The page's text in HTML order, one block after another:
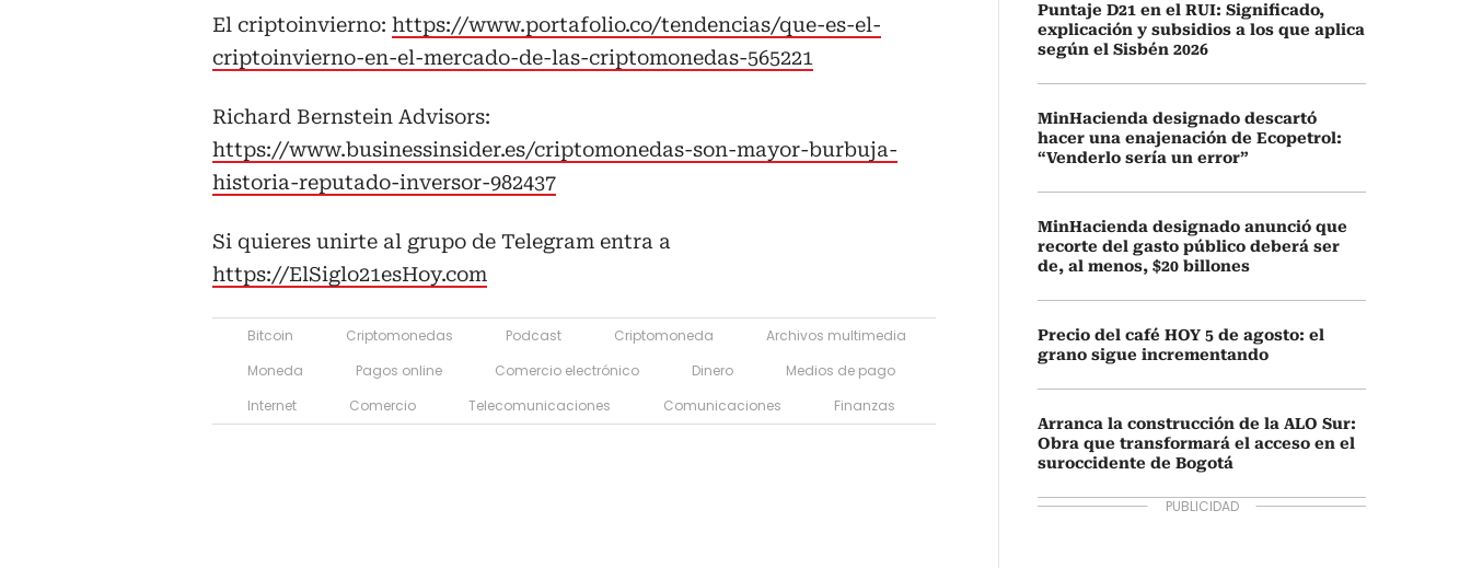
El criptoinvierno: https://www.portafolio.co/tendencias/que-es-el-
criptoinvierno-en-el-mercado-de-las-criptomonedas-565221
Richard Bernstein Advisors:
https://www.businessinsider.es/criptomonedas-son-mayor-burbuja-
historia-reputado-inversor-982437
Si quieres unirte al grupo de Telegram entra a
https://ElSiglo21esHoy.com
Bitcoin Criptomonedas Podcast Criptomoneda
Archivos multimedia
Moneda
Pagos online Comercio electrónico Dinero
Medios de pago
Internet
Comercio Telecomunicaciones Comunicaciones Finanzas
Puntaje D21 en el RUI: Significado,
explicación y subsidios a los que aplica
según el Sisbén 2026
MinHacienda designado descartó
hacer una enajenación de Ecopetrol:
“Venderlo sería un error”
MinHacienda designado anunció que
recorte del gasto público deberá ser
de, al menos, $20 billones
Precio del café HOY 5 de agosto: el
grano sigue incrementando
Arranca la construcción de la ALO Sur:
Obra que transformará el acceso en el
suroccidente de Bogotá